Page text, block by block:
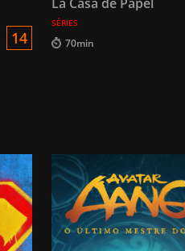
14
SÉRIES
70min